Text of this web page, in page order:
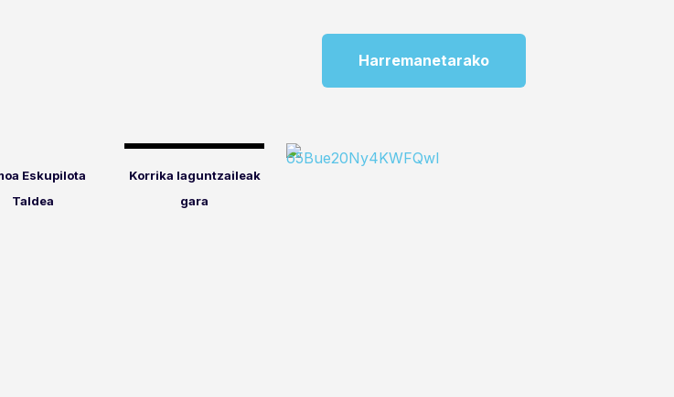
Harremanetarako
Eskupilota
Taldea
Korrika laguntzaileak
gara